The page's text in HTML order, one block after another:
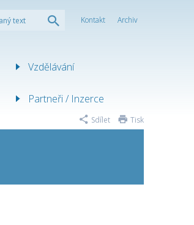
Kontakt Archiv
Vzdělávání
Partneři / Inzerce
Tisk
Sdílet